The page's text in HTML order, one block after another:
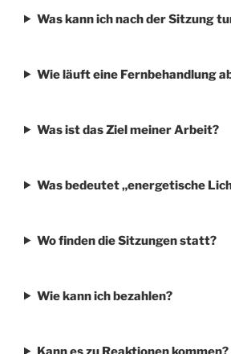
Was kann ich nach der Sitzung
Wie läuft eine Fernbehandlung
Was ist das Ziel meiner Arbeit?
Was bedeutet „energetische
Wo finden die Sitzungen statt?
Wie kann ich bezahlen?